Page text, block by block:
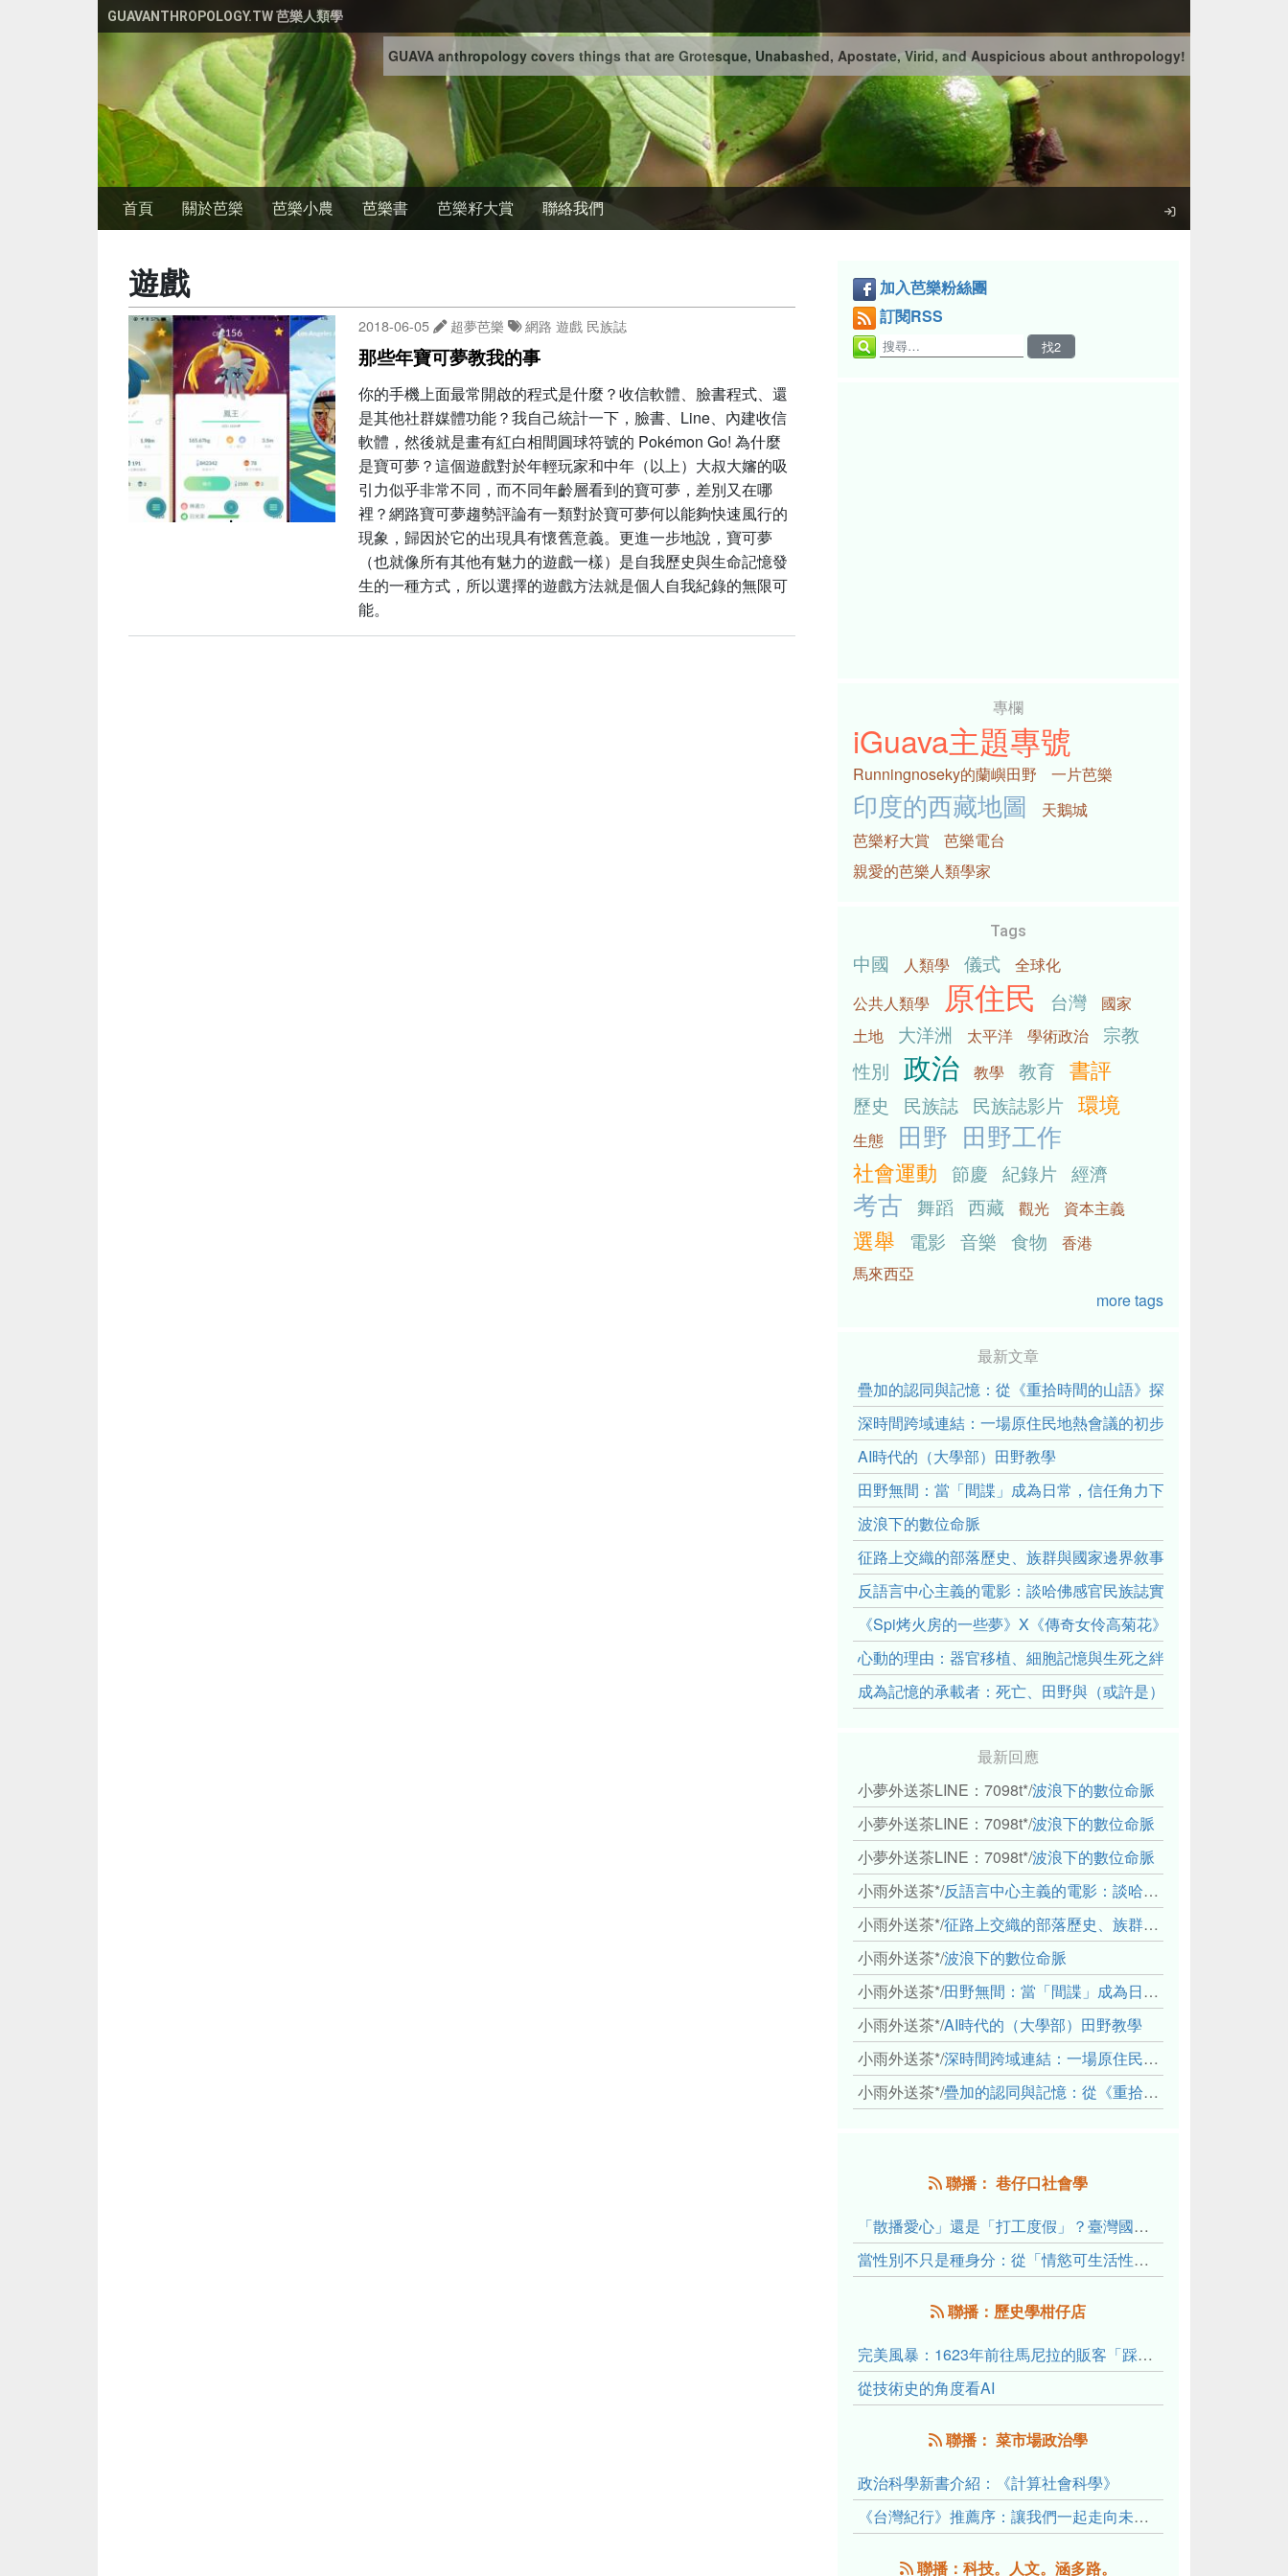
GUAVANTHROPOLOGY.TW 芭樂人類學
GUAVA anthropology covers things that are Grotesque, Unabashed, Apostate, Virid, and Auspicious about anthropology!
首頁 關於芭樂 芭樂小農 芭樂書 芭樂籽大賞 聯絡我們
遊戲
2018-06-05 超夢芭樂 網路 遊戲 民族誌
那些年寶可夢教我的事
你的手機上面最常開啟的程式是什麼？收信軟體、臉書程式、還
是其他社群媒體功能？我自己統計一下，臉書、Line、內建收信
軟體，然後就是畫有紅白相間圓球符號的 Pokémon Go! 為什麼
是寶可夢？這個遊戲對於年輕玩家和中年（以上）大叔大嬸的吸
引力似乎非常不同，而不同年齡層看到的寶可夢，差別又在哪
裡？網路寶可夢趨勢評論有一類對於寶可夢何以能夠快速風行的
現象，歸因於它的出現具有懷舊意義。更進一步地說，寶可夢
（也就像所有其他有魅力的遊戲一樣）是自我歷史與生命記憶發
生的一種方式，所以選擇的遊戲方法就是個人自我紀錄的無限可
能。
加入芭樂粉絲團
訂閱RSS
專欄
iGuava主題專號
Runningnoseky的蘭嶼田野 一片芭樂
印度的西藏地圖
天鵝城
芭樂籽大賞
芭樂電台
親愛的芭樂人類學家
Tags
中國 人類學 儀式
全球化
公共人類學
原住民 台灣
國家
土地
大洋洲 太平洋 學術政治
宗教
性別 政治 教學 教育 書評
歷史 民族誌 民族誌影片 環境
生態 田野 田野工作
社會運動 節慶 紀錄片 經濟
考古 舞蹈 西藏 觀光 資本主義
選舉 電影 音樂 食物
香港
馬來西亞
more tags
最新文章
疊加的認同與記憶：從《重拾時間的山語》探討「我們的」立
深時間跨域連結：一場原住民地熱會議的初步觀察
AI時代的（大學部）田野教學
田野無間：當「間諜」成為日常，信任角力下的情感伏流
波浪下的數位命脈
征路上交織的部落歷史、族群與國家邊界敘事： 《路有多長》
反語言中心主義的電影：談哈佛感官民族誌實驗室
《Spi烤火房的一些夢》X《傳奇女伶高菊花》： 透過紀錄片
心動的理由：器官移植、細胞記憶與生死之絆
成為記憶的承載者：死亡、田野與（或許是）人類學的成年禮
最新回應
小夢外送茶LINE：7098t*/波浪下的數位命脈
小夢外送茶LINE：7098t*/波浪下的數位命脈
小夢外送茶LINE：7098t*/波浪下的數位命脈
小雨外送茶*/反語言中心主義的電影：談哈佛感官民族誌實驗室
小雨外送茶*/征路上交織的部落歷史、族群與國家邊界敘事： 《路有多長》、《高砂的翅膀》、《檔案／李光輝》
小雨外送茶*/波浪下的數位命脈
小雨外送茶*/田野無間：當「間諜」成為日常，信任角力下的情感伏流
小雨外送茶*/AI時代的（大學部）田野教學
小雨外送茶*/深時間跨域連結：一場原住民地熱會議的初步觀察
小雨外送茶*/疊加的認同與記憶：從《重拾時間的山語》探討「我們的」立場性(positionality)
聯播： 巷仔口社會學
「散播愛心」還是「打工度假」？臺灣國內與跨國捐卵的利他修辭、金錢動機與身體代價
當性別不只是種身分：從「情慾可生活性」理解跨性別者的身體、慾望與認同探索
聯播：歷史學柑仔店
完美風暴：1623年前往馬尼拉的販客「踩線團」怎麼會困死於澎湖?
從技術史的角度看AI
聯播： 菜市場政治學
政治科學新書介紹：《計算社會科學》
《台灣紀行》推薦序：讓我們一起走向未來文明的備忘錄
聯播：科技。人文。涵多路。